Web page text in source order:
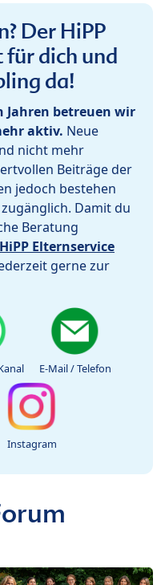
Der HiPP
für dich und
da!
Jahren betreuen wir
aktiv. Neue
nicht mehr
Beiträge der
jedoch bestehen
Damit du
Beratung
HiPP Elternservice
gerne zur
E-Mail / Telefon
Instagram